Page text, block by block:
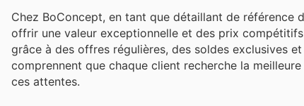
Chez BoConcept, en tant que détaillant de référence
offrir une valeur exceptionnelle et des prix
grâce à des offres régulières, des soldes exclusives
comprennent que chaque client recherche la
ces attentes.